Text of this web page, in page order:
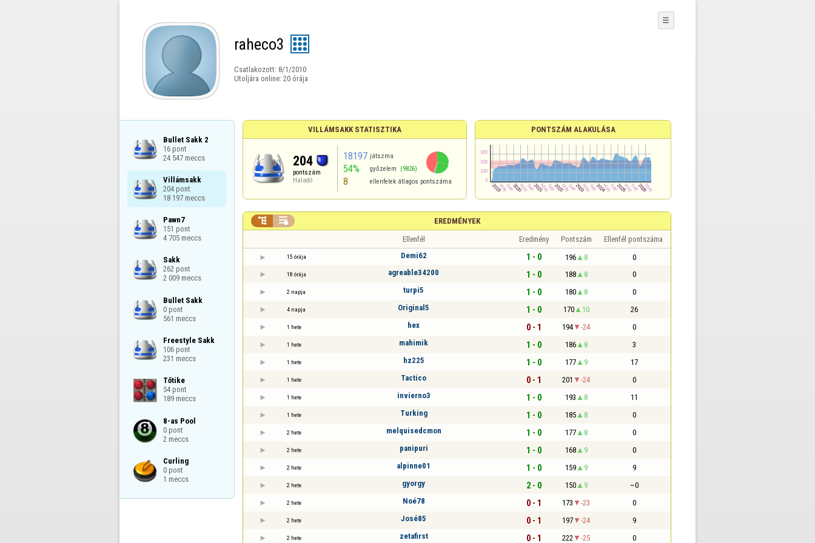
raheco3
Csatlakozott: 8/1/2010
Utoljára online: 20 órája
☰
Bullet Sakk 2
16 pont
24 547 meccs
Villámsakk
204 pont
18 197 meccs
Pawn7
151 pont
4 705 meccs
Sakk
262 pont
2 009 meccs
Bullet Sakk
0 pont
561 meccs
Freestyle Sakk
106 pont
231 meccs
Tőtike
54 pont
189 meccs
8-as Pool
0 pont
2 meccs
Curling
0 pont
1 meccs
VILLÁMSAKK STATISZTIKA
204
pontszám
Haladó
18197 játszma
54% győzelem (9826)
8 ellenfelek átlagos pontszáma
PONTSZÁM ALAKULÁSA
EREDMÉNYEK
 
Ellenfél Eredmény Pontszám Ellenfél pontszáma
15 órája Demi62 1 - 0 196 8 0
18 órája agreable34200 1 - 0 188 8 0
2 napja turpi5 1 - 0 180 8 0
4 napja Original5 1 - 0 170 10 26
1 hete hex 0 - 1 194 -24 0
1 hete mahimik 1 - 0 186 8 3
1 hete hz225 1 - 0 177 9 17
1 hete Tactico 0 - 1 201 -24 0
1 hete invierno3 1 - 0 193 8 11
1 hete Turking 1 - 0 185 8 0
2 hete melquisedcmon 1 - 0 177 8 0
2 hete panipuri 1 - 0 168 9 0
2 hete alpinne01 1 - 0 159 9 9
2 hete gyorgy 2 - 0 150 9 ~0
2 hete Noé78 0 - 1 173 -23 0
2 hete José85 0 - 1 197 -24 9
2 hete zetafirst 0 - 1 222 -25 0